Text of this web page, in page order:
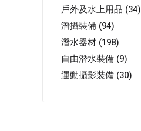
戶外及水上用品 (34)
潛攝裝備 (94)
潛水器材 (198)
自由潛水裝備 (9)
運動攝影裝備 (30)